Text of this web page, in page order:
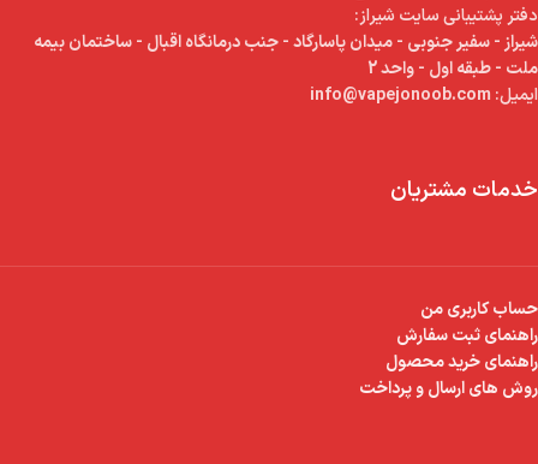
دفتر پشتیبانی سایت شیراز:
شیراز - سفیر جنوبی - میدان پاسارگاد - جنب درمانگاه اقبال - ساختمان بیمه
ملت - طبقه اول - واحد 2
ایمیل:
خدمات مشتریان
حساب کاربری من
راهنمای ثبت سفارش
راهنمای خرید محصول
روش های ارسال و پرداخت